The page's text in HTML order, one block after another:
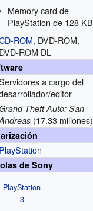
Memory card de
PlayStation de 128 KB
ROM, DVD-ROM,
DVD-ROM DL
a cargo del
editor
Grand Theft Auto: San
(17.33 millones)
PlayStation
de Sony
PlayStation
3